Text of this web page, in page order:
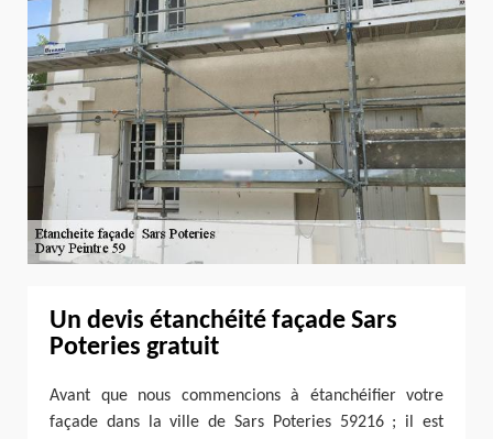
Un devis étanchéité façade Sars
Poteries gratuit
Avant que nous commencions à étanchéifier votre
façade dans la ville de Sars Poteries 59216 ; il est